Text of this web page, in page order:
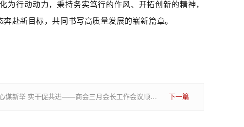
行动动力，秉持务实笃行的作风、开拓创新的精神，
赴新目标，共同书写高质量发展的崭新篇章。
同心谋新举 实干促共进——商会三月会长工作会议顺利召开 下一篇